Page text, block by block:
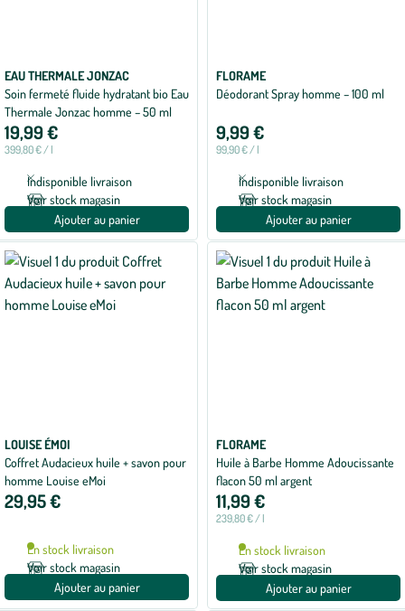
EAU THERMALE JONZAC
Soin fermeté fluide hydratant bio Eau
Thermale Jonzac homme – 50 ml
19,99 €
399,80 € / l
Indisponible livraison
Voir stock magasin
Ajouter au panier
FLORAME
Déodorant Spray homme – 100 ml
9,99 €
99,90 € / l
Indisponible livraison
Voir stock magasin
Ajouter au panier
LOUISE ÉMOI
Coffret Audacieux huile + savon pour
homme Louise eMoi
29,95 €
En stock livraison
Voir stock magasin
Ajouter au panier
FLORAME
Huile à Barbe Homme Adoucissante
flacon 50 ml argent
11,99 €
239,80 € / l
En stock livraison
Voir stock magasin
Ajouter au panier